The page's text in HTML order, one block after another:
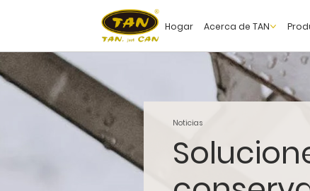
Hogar Acerca de TAN
Noticias